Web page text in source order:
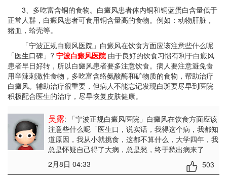
3、多吃富含铜的食物。白癜风患者体内铜和铜蓝蛋白含量低于
正常人群，白癜风患者可食用铜含量高的食物。例如：动物肝脏，
猪血，蛤壳等。
「宁波正规白癜风医院」白癜风在饮食方面应该注意些什么呢
「医生口碑」? 宁波白癜风医院由于良好的饮食习惯有利于白癜风
患者早日好转，所以白癜风患者要多注意饮食。病人要注意避免食
用辛辣刺激性食物，多吃富含络氨酸酶和矿物质的食物，帮助治疗
白癜风。辅助治疗很重要，但病人不能忘记发现白斑要尽早到医院
积极配合医生的治疗，尽早恢复皮肤健康。
吴露: 「宁波正规白癜风医院」白癜风在饮食方面应该
注意些什么呢「医生口 ，说实话，我得这个病，我都知
道原因，我从小就挑食，这都不算什么，大学四年，我
总是怀疑自己得了大病，总是愁，终于愁出病来了
2月8日 04:33
503